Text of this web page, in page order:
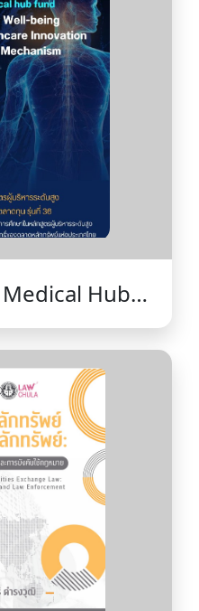
Hub
by